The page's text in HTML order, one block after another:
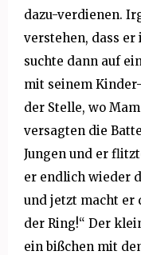
dazu-verdienen.
verstehen, dass
suchte dann auf
mit seinem
der Stelle, wo
versagten die
Jungen und er
er endlich wieder
und jetzt macht er
der Ring!“ Der
ein bißchen mit